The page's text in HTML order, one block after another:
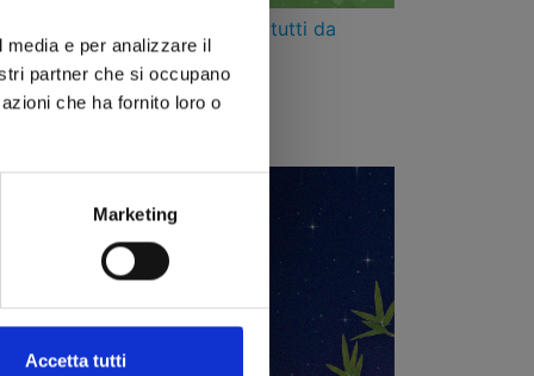
e per analizzare il
partner che si occupano
che ha fornito loro o
Marketing
Accetta tutti
segnascaffali pop-out, tutti da
di due volumi
librerie Giunti al Punto